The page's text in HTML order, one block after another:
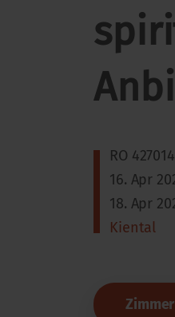
RO 427014
16. Apr
18. Apr
Kiental